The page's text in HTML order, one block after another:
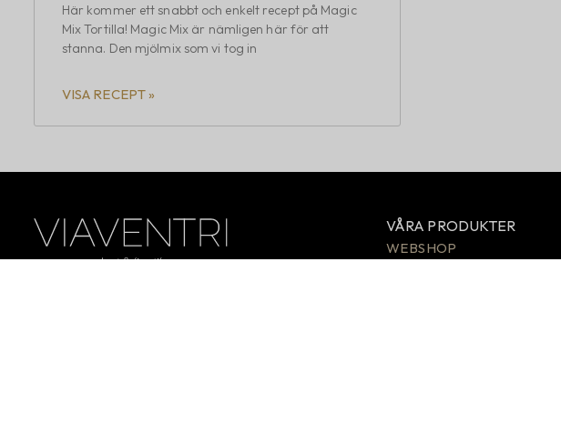
Här kommer ett snabbt och enkelt recept på Magic
Mix Tortilla! Magic Mix är nämligen här för att
stanna. Den mjölmix som vi tog in
VISA RECEPT »
VÅRA PRODUKTER
WEBSHOP